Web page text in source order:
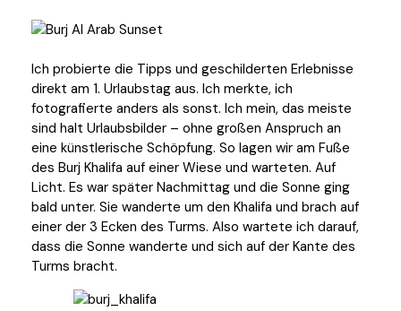
Ich probierte die Tipps und geschilderten Erlebnisse
direkt am 1. Urlaubstag aus. Ich merkte, ich
fotografierte anders als sonst. Ich mein, das meiste
sind halt Urlaubsbilder – ohne großen Anspruch an
eine künstlerische Schöpfung. So lagen wir am Fuße
des Burj Khalifa auf einer Wiese und warteten. Auf
Licht. Es war später Nachmittag und die Sonne ging
bald unter. Sie wanderte um den Khalifa und brach auf
einer der 3 Ecken des Turms. Also wartete ich darauf,
dass die Sonne wanderte und sich auf der Kante des
Turms bracht.